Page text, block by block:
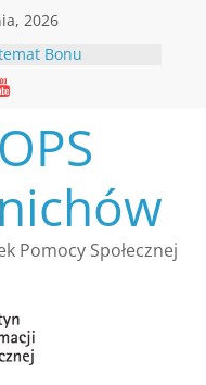
2026
Bonu
Społecznej
w ramach
Ministra
Polityki Społecznej
dla
dla osób
Pomocy Społecznej